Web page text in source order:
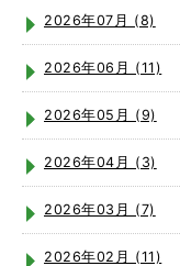
2026年07月 (8)
2026年06月 (11)
2026年05月 (9)
2026年04月 (3)
2026年03月 (7)
2026年02月 (11)